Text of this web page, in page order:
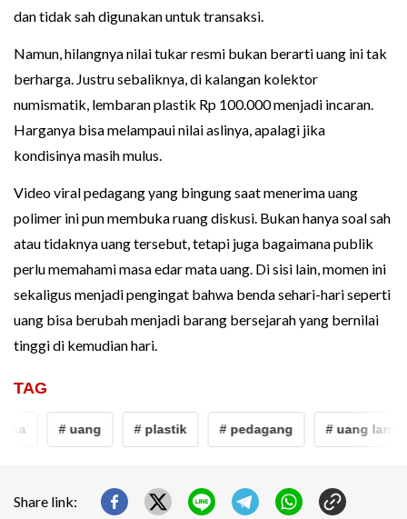
dan tidak sah digunakan untuk transaksi.
Namun, hilangnya nilai tukar resmi bukan berarti uang ini tak
berharga. Justru sebaliknya, di kalangan kolektor
numismatik, lembaran plastik Rp 100.000 menjadi incaran.
Harganya bisa melampaui nilai aslinya, apalagi jika
kondisinya masih mulus.
Video viral pedagang yang bingung saat menerima uang
polimer ini pun membuka ruang diskusi. Bukan hanya soal sah
atau tidaknya uang tersebut, tetapi juga bagaimana publik
perlu memahami masa edar mata uang. Di sisi lain, momen ini
sekaligus menjadi pengingat bahwa benda sehari-hari seperti
uang bisa berubah menjadi barang bersejarah yang bernilai
tinggi di kemudian hari.
TAG
# uang # plastik # pedagang # uang
Share link: